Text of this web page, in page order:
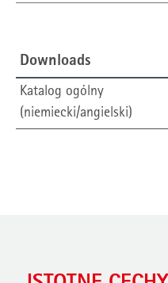
Downloads
Katalog ogólny
(niemiecki/angielski)